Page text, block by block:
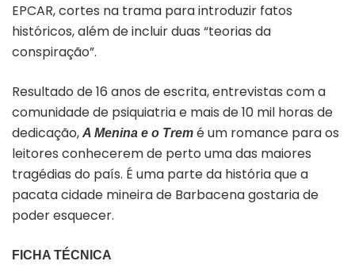
EPCAR, cortes na trama para introduzir fatos
históricos, além de incluir duas “teorias da
conspiração”.
Resultado de 16 anos de escrita, entrevistas com a
comunidade de psiquiatria e mais de 10 mil horas de
dedicação, A Menina e o Trem é um romance para os
leitores conhecerem de perto uma das maiores
tragédias do país. É uma parte da história que a
pacata cidade mineira de Barbacena gostaria de
poder esquecer.
FICHA TÉCNICA